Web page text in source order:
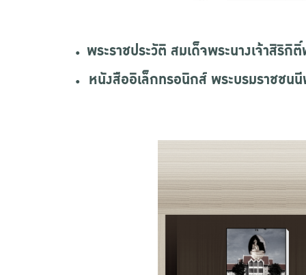
พระราชประวัติ สมเด็จพระนางเจ้าสิริ
หนังสืออิเล็กทรอนิกส์ พระบรมราชชน